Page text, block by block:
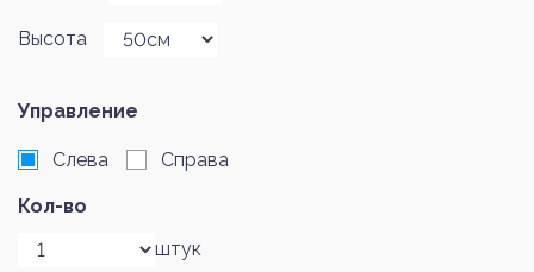
Высота
Управление
Слева Справа
Кол-во
штук